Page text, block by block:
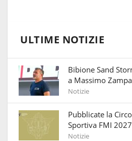
ULTIME NOTIZIE
Bibione Sand
a Massimo
Notizie
Pubblicate la
Sportiva FMI 2027
Notizie